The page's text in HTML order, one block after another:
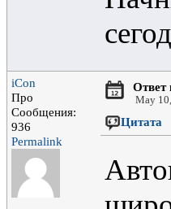
iCon
Про
Сообщения:
936
Permalink
Ответ
May
Цитата